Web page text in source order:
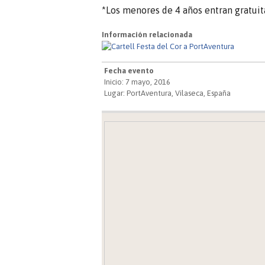
*Los menores de 4 años entran
Información relacionada
Fecha evento
Inicio: 7 mayo, 2016
Lugar: PortAventura, Vilaseca, España